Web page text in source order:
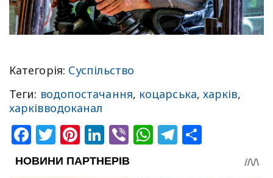
Категорія: Суспільство
Теги: водопостачання, коцарська, харків,
харківводоканал
Facebook
Twitter
Pinterest
LinkedIn
ViberWhatsApp
Telegram